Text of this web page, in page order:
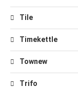
Tile
Timekettle
Townew
Trifo